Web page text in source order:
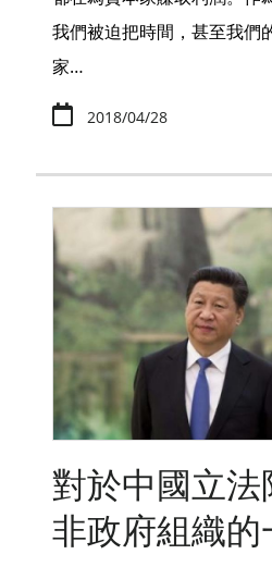
我們被迫把時間，甚至我們
家…
2018/04/28
對於中國立
非政府組織